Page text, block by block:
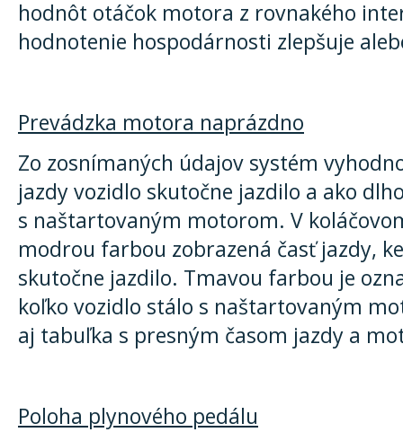
hodnôt otáčok motora z rovnakého
hodnotenie hospodárnosti zlepšuje
Prevádzka motora naprázdno
Zo zosnímaných údajov systém
jazdy vozidlo skutočne jazdilo a ako
s naštartovaným motorom. V
modrou farbou zobrazená časť jazdy,
skutočne jazdilo. Tmavou farbou je
koľko vozidlo stálo s naštartovaným
aj tabuľka s presným časom jazdy a
Poloha plynového pedálu